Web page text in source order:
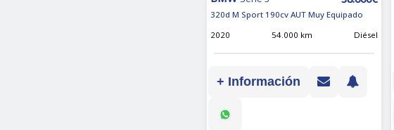
320d M Sport 190cv AUT Muy Equipado
2020
54.000 km Diésel
+ Información